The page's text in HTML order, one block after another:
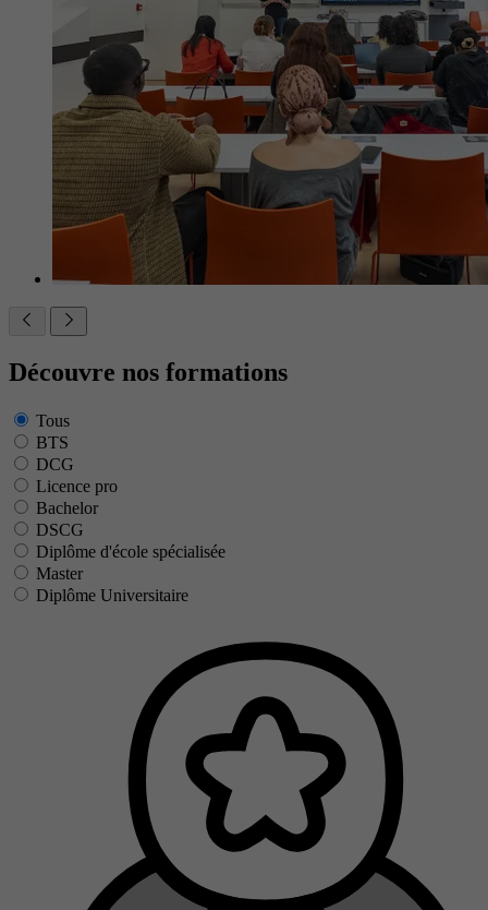
Découvre nos formations
Tous
BTS
DCG
Licence pro
Bachelor
DSCG
Diplôme d'école spécialisée
Master
Diplôme Universitaire